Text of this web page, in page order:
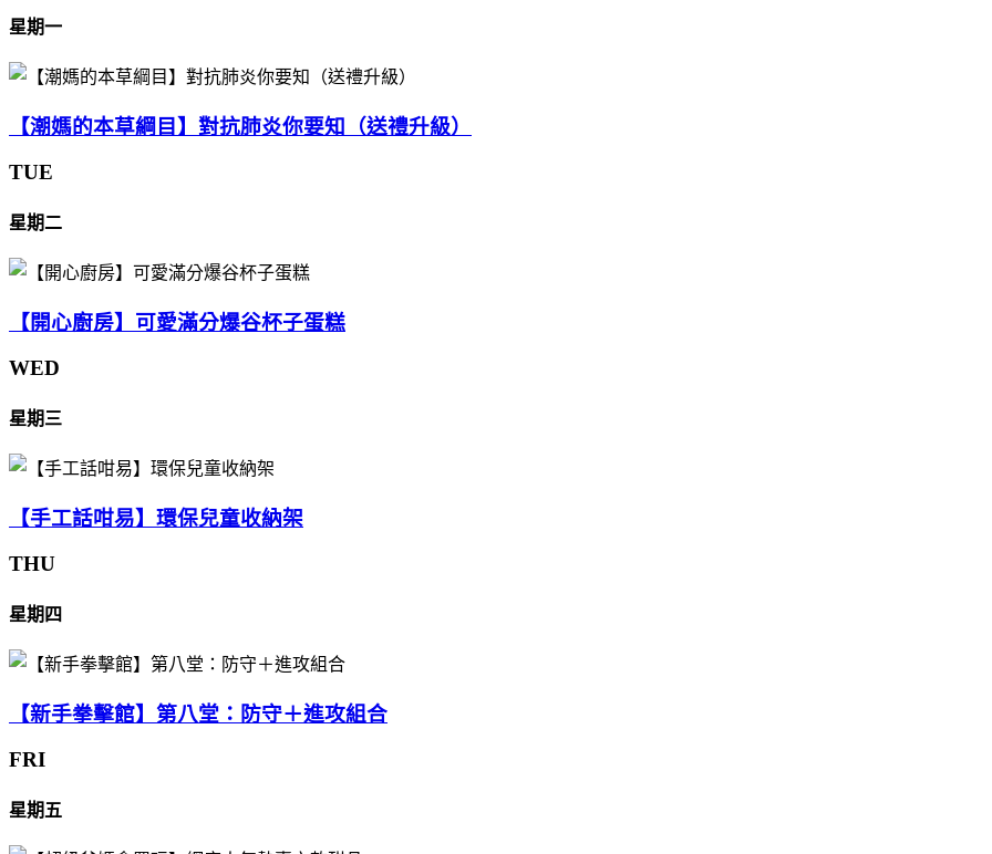
星期一
【潮媽的本草綱目】對抗肺炎你要知（送禮升級）
TUE
星期二
【開心廚房】可愛滿分爆谷杯子蛋糕
WED
星期三
【手工話咁易】環保兒童收納架
THU
星期四
【新手拳擊館】第八堂：防守＋進攻組合
FRI
星期五